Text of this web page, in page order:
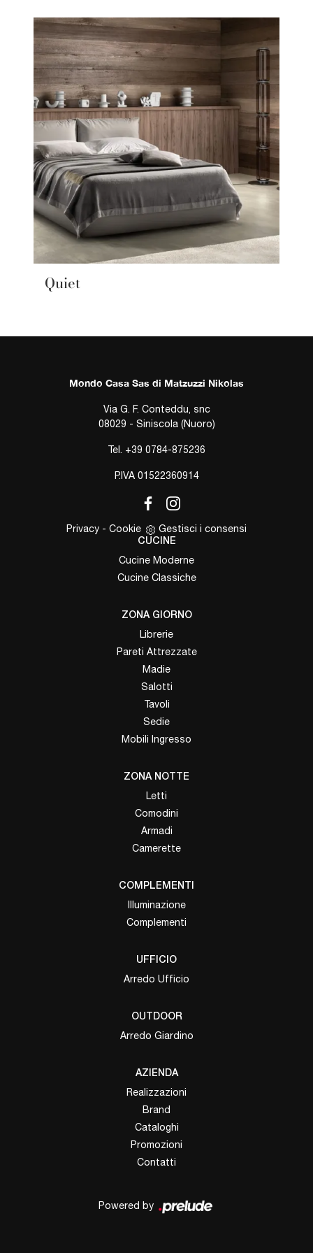
Quiet
Mondo Casa Sas di Matzuzzi Nikolas
Via G. F. Conteddu, snc
08029 - Siniscola (Nuoro)
Tel. +39 0784-875236
P.IVA 01522360914
Privacy - Cookie Gestisci i consensi
CUCINE
Cucine Moderne
Cucine Classiche
ZONA GIORNO
Librerie
Pareti Attrezzate
Madie
Salotti
Tavoli
Sedie
Mobili Ingresso
ZONA NOTTE
Letti
Comodini
Armadi
Camerette
COMPLEMENTI
Illuminazione
Complementi
UFFICIO
Arredo Ufficio
OUTDOOR
Arredo Giardino
AZIENDA
Realizzazioni
Brand
Cataloghi
Promozioni
Contatti
Powered by